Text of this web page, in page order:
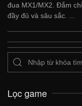
đua MX1/MX2. Đắm
đầy đủ và sâu sắc. ...
Lọc game